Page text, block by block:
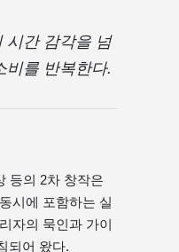
시간 감각을 넘
비를 반복한다.
등의 2차 창작은
시에 포함하는 실
자의 묵인과 가이
되어 왔다.